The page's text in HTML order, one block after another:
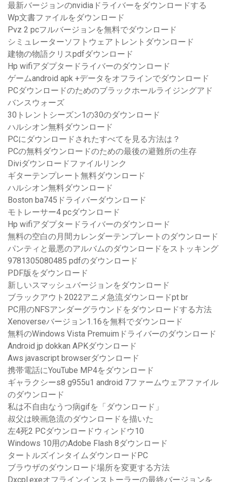
最新バージョンのnvidiaドライバーをダウンロードする
Wp文書ファイルをダウンロード
Pvz 2 pcフルバージョンを無料でダウンロード
シミュレーターソフトウェアトレントダウンロード
建物の物語クリスpdfダウンロード
Hp wifiアダプタードライバーのダウンロード
ゲームandroid apk +データをオフラインでダウンロード
PCダウンロードのためのブラックホールライジングアド
バンスウォーズ
30トレントシーズン1の30のダウンロード
ハルシオン無料ダウンロード
PCにダウンロードされたすべてを見る方法は？
PCの無料ダウンロードのための最後の避難所の生存
Diviダウンロードファイルリンク
ギターテンプレート無料ダウンロード
ハルシオン無料ダウンロード
Boston ba745ドライバーダウンロード
モトレーサー4 pcダウンロード
Hp wifiアダプタードライバーのダウンロード
無料の空白の月間カレンダーテンプレートのダウンロード
パンティと最悪のアルバムのダウンロードをストッキング
9781305080485 pdfのダウンロード
PDF版をダウンロード
新しいスマッシュバージョンをダウンロード
ブラックアウト2022アニメ急流ダウンロードpt br
PC用のNFSアンダーグラウンドをダウンロードする方法
Xenoverseバージョン1.16を無料でダウンロード
無料のWindows Vista Premuimドライバーのダウンロード
Android jp dokkan APKダウンロード
Aws javascript browserダウンロード
携帯電話にYouTube MP4をダウンロード
ギャラクシーs8 g955u1 android 7ファームウェアファイル
のダウンロード
私は不自由なうつ病gifを「ダウンロード」
叔父は映画急流のダウンロードを描いた
左4死2 PCダウンロードウィンドウ10
Windows 10用のAdobe Flash 8ダウンロード
タートルズインタイムダウンロードPC
ブラウザのダウンロード場所を変更する方法
Dxcpl.exeオフラインインストーラーの最終バージョンを